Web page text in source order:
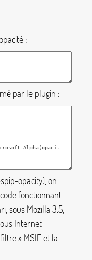
:
par le plugin :
opacity), on
fonctionnant
sous Mozilla 3.5,
Internet
filtre» MSIE et la